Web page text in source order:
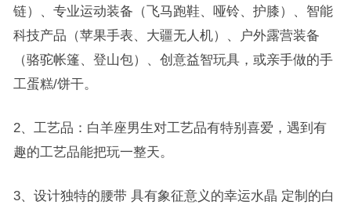
链）、专业运动装备（飞马跑鞋、哑铃、护膝）、智能
科技产品（苹果手表、大疆无人机）、户外露营装备
（骆驼帐篷、登山包）、创意益智玩具，或亲手做的手
工蛋糕/饼干。
2、工艺品：白羊座男生对工艺品有特别喜爱，遇到有
趣的工艺品能把玩一整天。
3、设计独特的腰带 具有象征意义的幸运水晶 定制的白